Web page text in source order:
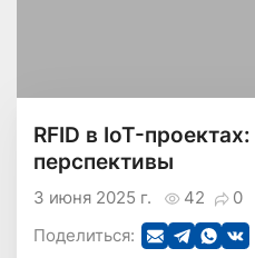
RFID в IoT-
перспективы
42 0
3 июня 2025 г.
Поделиться: